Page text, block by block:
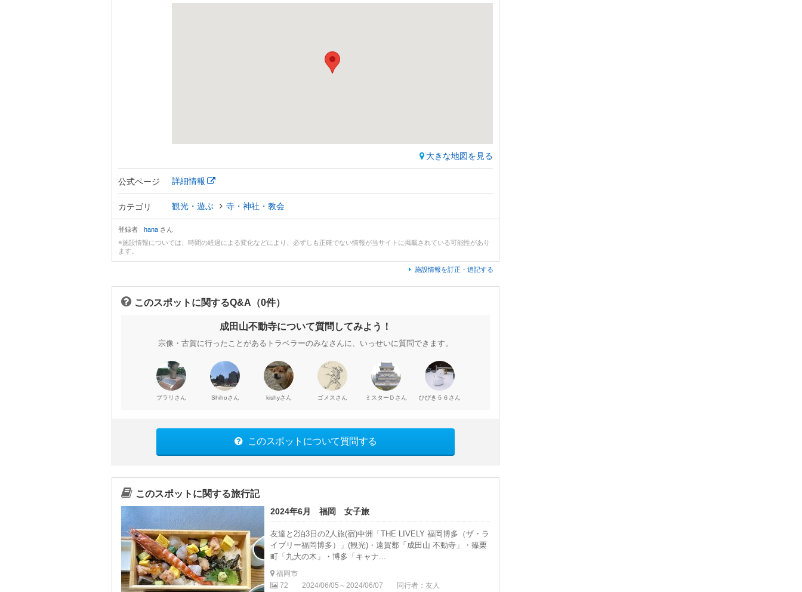
大きな地図を見る
公式ページ 詳細情報
カテゴリ 観光・遊ぶ 寺・神社・教会
登録者 hana さん
※施設情報については、時間の経過による変化などにより、必ずしも正確でない情報が当サイトに掲載されている可能性があり
ます。
施設情報を訂正・追記する
このスポットに関するQ&A（0件）
成田山不動寺について質問してみよう！
宗像・古賀に行ったことがあるトラベラーのみなさんに、いっせいに質問できます。
ブラリ さん Shihoさん kishyさん ゴメス さん ミスターＤ さん ひびき５６ さん
このスポットについて質問する
このスポットに関する旅行記
2024年6月 福岡 女子旅
友達と2泊3日の2人旅(宿)中洲「THE LIVELY 福岡博多（ザ・ラ
イブリー福岡博多）」(観光)・遠賀郡「成田山 不動寺」・篠栗
町「九大の木」・博多「キャナ...
福岡市
72
2024/06/05～2024/06/07 同行者：友人